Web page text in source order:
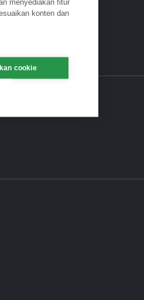
konten dan
cookie